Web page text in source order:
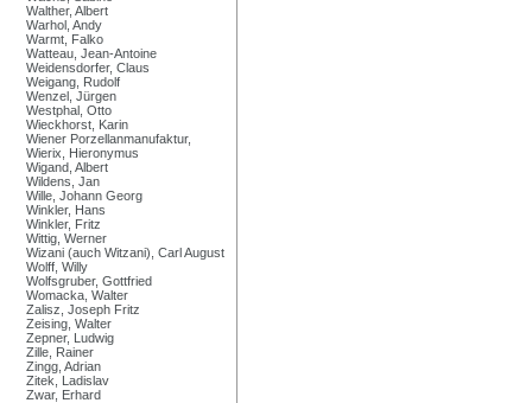
Walther, Albert
Warhol, Andy
Warmt, Falko
Watteau, Jean-Antoine
Weidensdorfer, Claus
Weigang, Rudolf
Wenzel, Jürgen
Westphal, Otto
Wieckhorst, Karin
Wiener Porzellanmanufaktur,
Wierix, Hieronymus
Wigand, Albert
Wildens, Jan
Wille, Johann Georg
Winkler, Hans
Winkler, Fritz
Wittig, Werner
Wizani (auch Witzani), Carl August
Wolff, Willy
Wolfsgruber, Gottfried
Womacka, Walter
Zalisz, Joseph Fritz
Zeising, Walter
Zepner, Ludwig
Zille, Rainer
Zingg, Adrian
Zitek, Ladislav
Zwar, Erhard